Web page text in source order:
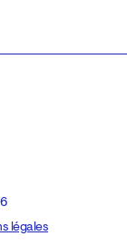
légales